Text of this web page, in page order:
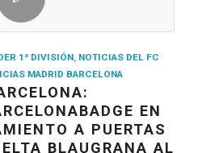
1ª DIVISIÓN, NOTICIAS DEL FC
MADRID BARCELONA
EN
A PUERTAS
BLAUGRANA AL